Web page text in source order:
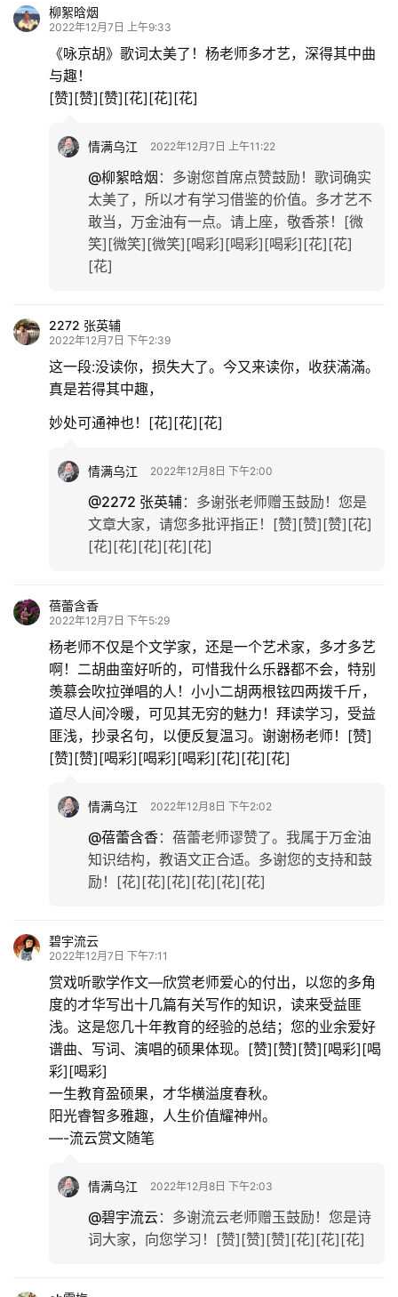
柳絮晗烟
2022年12月7日 上午9:33
《咏京胡》歌词太美了！杨老师多才艺，深得其中曲
与趣！
[赞][赞][赞][花][花][花]
情满乌江 2022年12月7日 上午11:22
@柳絮晗烟 ： 多谢您首席点赞鼓励！歌词确实
太美了，所以才有学习借鉴的价值。多才艺不
敢当，万金油有一点。请上座，敬香茶！[微
笑][微笑][微笑][喝彩][喝彩][喝彩][花][花]
[花]
2272 张英辅
2022年12月7日 下午2:39
这一段:没读你，损失大了。今又来读你，收获滿滿。
真是若得其中趣，
妙处可通神也！[花][花][花]
情满乌江 2022年12月8日 下午2:00
@2272 张英辅： 多谢张老师赠玉鼓励！您是
文章大家，请您多批评指正！[赞][赞][赞][花]
[花][花][花][花][花]
蓓蕾含香
2022年12月7日 下午5:29
杨老师不仅是个文学家，还是一个艺术家，多才多艺
啊！二胡曲蛮好听的，可惜我什么乐器都不会，特别
羡慕会吹拉弹唱的人！小小二胡两根铉四两拨千斤，
道尽人间冷暖，可见其无穷的魅力！拜读学习，受益
匪浅，抄录名句，以便反复温习。谢谢杨老师！[赞]
[赞][赞][喝彩][喝彩][喝彩][花][花][花]
情满乌江 2022年12月8日 下午2:02
@蓓蕾含香： 蓓蕾老师谬赞了。我属于万金油
知识结构，教语文正合适。多谢您的支持和鼓
励！[花][花][花][花][花][花]
碧宇流云
2022年12月7日 下午7:11
赏戏听歌学作文—欣赏老师爱心的付出，以您的多角
度的才华写出十几篇有关写作的知识，读来受益匪
浅。这是您几十年教育的经验的总结；您的业余爱好
谱曲、写词、演唱的硕果体现。[赞][赞][赞][喝彩][喝
彩][喝彩]
一生教育盈硕果，才华横溢度春秋。
阳光睿智多雅趣，人生价值耀神州。
—-流云赏文随笔
情满乌江 2022年12月8日 下午2:03
@碧宇流云： 多谢流云老师赠玉鼓励！您是诗
词大家，向您学习！[赞][赞][赞][花][花][花]